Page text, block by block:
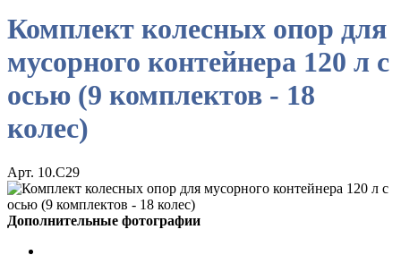
Комплект колесных опор для
мусорного контейнера 120 л с
осью (9 комплектов - 18
колес)
Арт. 10.С29
Дополнительные фотографии